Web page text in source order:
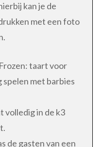
kan je de
met een foto
taart voor
spelen met barbies
volledig in de k3
de gasten van een